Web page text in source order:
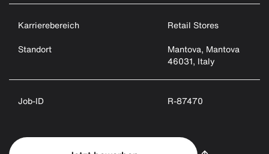
Karrierebereich
Retail Stores
Standort
Mantova, Mantova
46031, Italy
Job-ID R-87470